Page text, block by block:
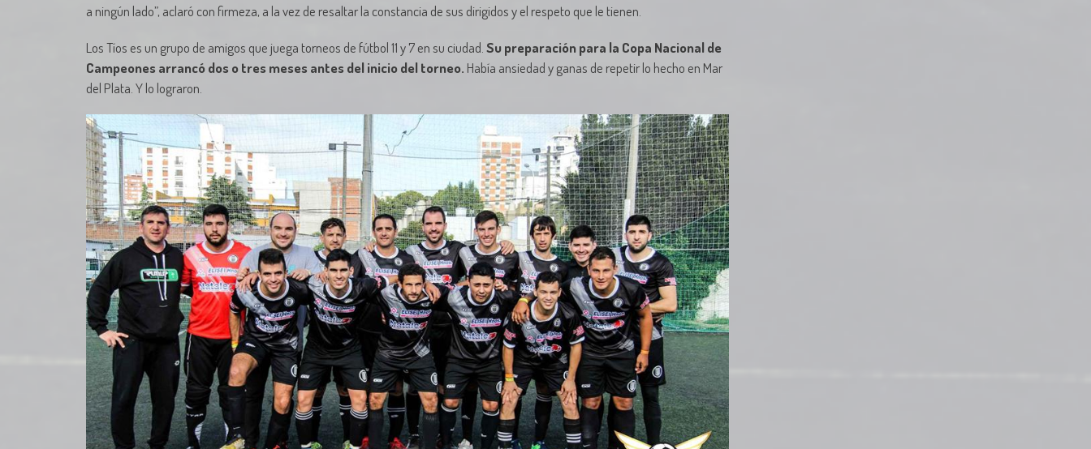
a ningún lado”, aclaró con firmeza, a la vez de resaltar la constancia de sus dirigidos y el respeto que le tienen.
Los Tíos es un grupo de amigos que juega torneos de fútbol 11 y 7 en su ciudad. Su preparación para la Copa Nacional de
Campeones arrancó dos o tres meses antes del inicio del torneo. Había ansiedad y ganas de repetir lo hecho en Mar
del Plata. Y lo lograron.